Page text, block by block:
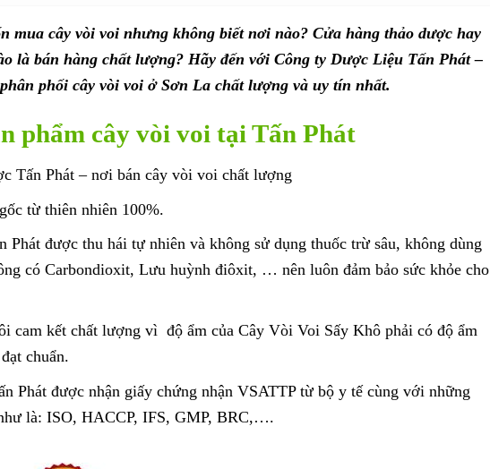
mua cây vòi voi nhưng không biết nơi nào? Cửa hàng thảo dược hay
là bán hàng chất lượng? Hãy đến với Công ty Dược Liệu Tấn Phát –
phối cây vòi voi ở Sơn La chất lượng và uy tín nhất.
phẩm cây vòi voi tại Tấn Phát
Tấn Phát – nơi bán cây vòi voi chất lượng
từ thiên nhiên 100%.
Phát được thu hái tự nhiên và không sử dụng thuốc trừ sâu, không dùng
có Carbondioxit, Lưu huỳnh điôxit, … nên luôn đảm bảo sức khỏe cho
cam kết chất lượng vì độ ẩm của Cây Vòi Voi Sấy Khô phải có độ ẩm
chuẩn.
Phát được nhận giấy chứng nhận VSATTP từ bộ y tế cùng với những
là: ISO, HACCP, IFS, GMP, BRC,….